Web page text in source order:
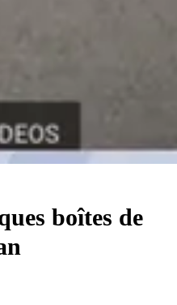
boîtes de